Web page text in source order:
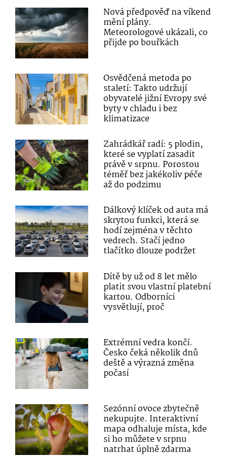
Nová předpověď na víkend
mění plány.
Meteorologové ukázali, co
přijde po bouřkách
Osvědčená metoda po
staletí: Takto udržují
obyvatelé jižní Evropy své
byty v chladu i bez
klimatizace
Zahrádkář radí: 5 plodin,
které se vyplatí zasadit
právě v srpnu. Porostou
téměř bez jakékoliv péče
až do podzimu
Dálkový klíček od auta má
skrytou funkci, která se
hodí zejména v těchto
vedrech. Stačí jedno
tlačítko dlouze podržet
Dítě by už od 8 let mělo
platit svou vlastní platební
kartou. Odborníci
vysvětlují, proč
Extrémní vedra končí.
Česko čeká několik dnů
deště a výrazná změna
počasí
Sezónní ovoce zbytečně
nekupujte. Interaktivní
mapa odhaluje místa, kde
si ho můžete v srpnu
natrhat úplně zdarma